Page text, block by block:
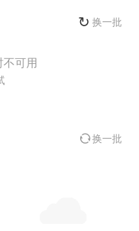
↻ 换一批
可用
换一批